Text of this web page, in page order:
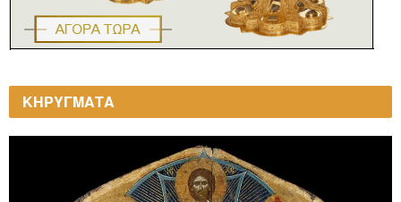
ΚΗΡΥΓΜΑΤΑ